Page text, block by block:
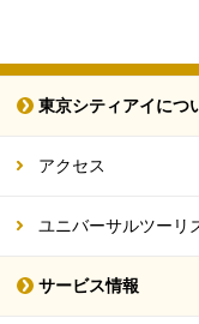
東京シティアイにつ
アクセス
ユニバーサルツーリ
サービス情報